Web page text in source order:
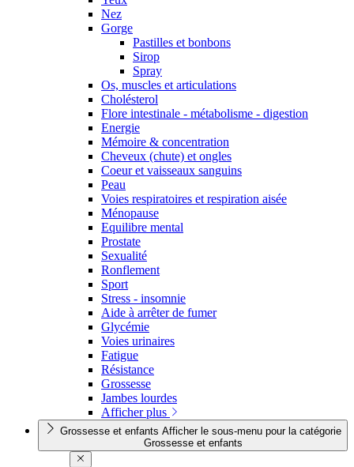
Nez
Gorge
Pastilles et bonbons
Sirop
Spray
Os, muscles et articulations
Cholésterol
Flore intestinale - métabolisme - digestion
Energie
Mémoire & concentration
Cheveux (chute) et ongles
Coeur et vaisseaux sanguins
Peau
Voies respiratoires et respiration aisée
Ménopause
Equilibre mental
Prostate
Sexualité
Ronflement
Sport
Stress - insomnie
Aide à arrêter de fumer
Glycémie
Voies urinaires
Fatigue
Résistance
Grossesse
Jambes lourdes
Afficher plus
Grossesse et enfants Afficher le sous-menu pour la catégorie
Grossesse et enfants